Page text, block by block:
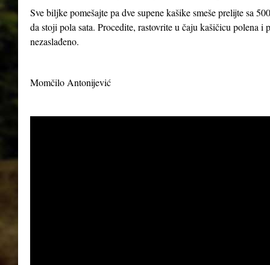
Sve biljke pomešajte pa dve supene kašike smeše prelijte sa
da stoji pola sata. Procedite, rastovrite u čaju kašičicu polena
nezaslađeno.
Momčilo Antonijević